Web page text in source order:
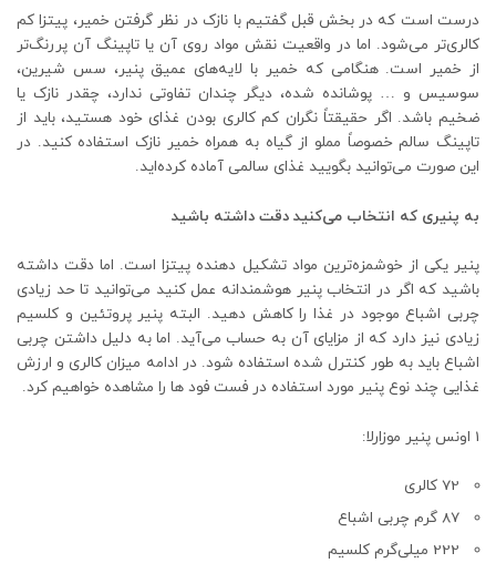
درست است که در بخش قبل گفتیم با نازک در نظر گرفتن خمیر، پیتزا کم
کالری‌تر می‌شود. اما در واقعیت نقش مواد روی آن یا تاپینگ آن پررنگ‌تر
از خمیر است. هنگامی که خمیر با لایه‌های عمیق پنیر، سس شیرین،
سوسیس و … پوشانده شده، دیگر چندان تفاوتی ندارد، چقدر نازک یا
ضخیم باشد. اگر حقیقتاً نگران کم کالری بودن غذای خود هستید، باید از
تاپینگ سالم خصوصاً مملو از گیاه به همراه خمیر نازک استفاده کنید. در
این صورت می‌توانید بگویید غذای سالمی آماده کرده‌اید.
به پنیری که انتخاب می‌کنید دقت داشته باشید
پنیر یکی از خوشمزه‌ترین مواد تشکیل دهنده پیتزا است. اما دقت داشته
باشید که اگر در انتخاب پنیر هوشمندانه عمل کنید می‌توانید تا حد زیادی
چربی اشباع موجود در غذا را کاهش دهید. البته پنیر پروتئین و کلسیم
زیادی نیز دارد که از مزایای آن به حساب می‌آید. اما به دلیل داشتن چربی
اشباع باید به طور کنترل شده استفاده شود. در ادامه میزان کالری و ارزش
غذایی چند نوع پنیر مورد استفاده در فست فود ها را مشاهده خواهیم کرد.
1 اونس پنیر موزارلا:
72 کالری
87 گرم چربی اشباع
222 میلی‌گرم کلسیم